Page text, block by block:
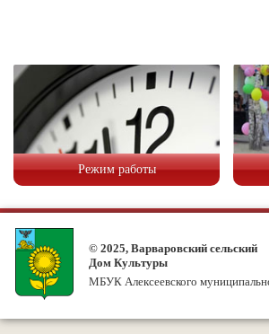
Режим работы
© 2025, Варваровский сельский
Дом Культуры
МБУК Алексеевского